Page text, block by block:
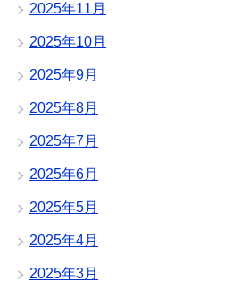
2025年11月
2025年10月
2025年9月
2025年8月
2025年7月
2025年6月
2025年5月
2025年4月
2025年3月